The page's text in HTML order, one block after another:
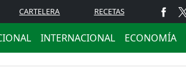
CARTELERA RECETAS
INTERNACIONAL ECONOMÍA